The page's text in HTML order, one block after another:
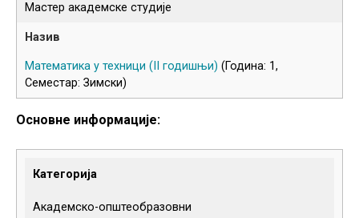
Мастер академске студије
Математика у техници ( годишњи) (Година: 1,
Семестар: Зимски)
Основне информације:
Категорија
Академско-општеобразовни